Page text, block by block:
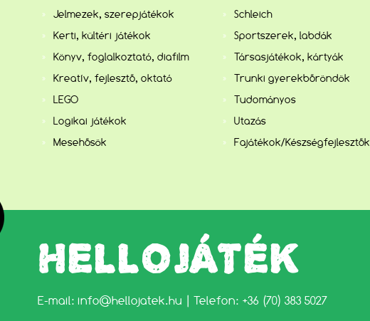
Jelmezek, szerepjátékok
Kerti, kültéri játékok
Könyv, foglalkoztató, diafilm
Kreatív, fejlesztő, oktató
LEGO
Logikai játékok
Mesehősök
Schleich
Sportszerek, labdák
Társasjátékok, kártyák
Trunki gyerekbőröndök
Tudományos
Utazás
Fajátékok/Készségfejlesztők
HELLOJÁTÉK
E-mail: info@hellojatek.hu | Telefon: +36 (70) 383 5027